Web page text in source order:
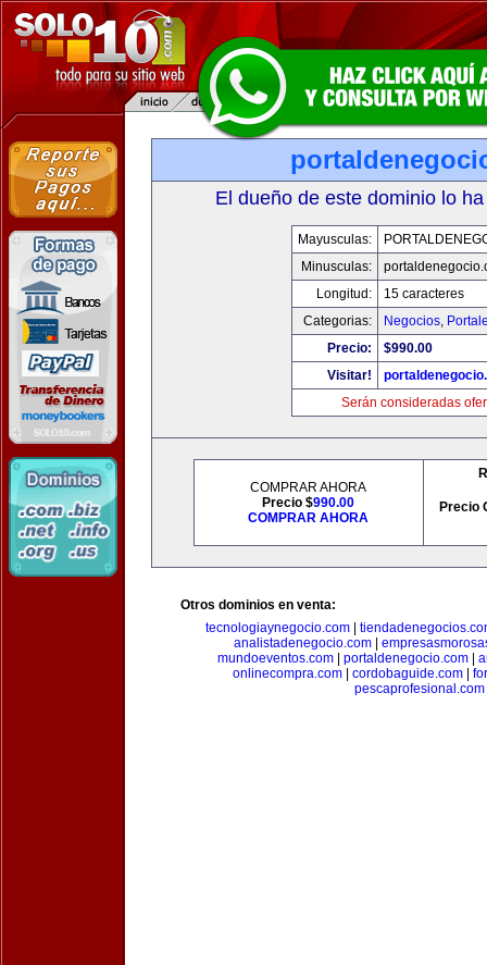
El dueño de este dominio lo
Mayusculas:
Minusculas:
Longitud:
15 caracteres
Categorias:
Negocios,
Precio:
$990.00
Visitar!
Serán consideradas
COMPRAR AHORA
Precio $990.00
COMPRAR AHORA
Precio
Otros dominios en venta:
tecnologiaynegocio.com
analistadenegocio.com
mundoeventos.com| portaldenegocio.com|
onlinecompra.com| cordobaguide.com|
pescaprofesional.com